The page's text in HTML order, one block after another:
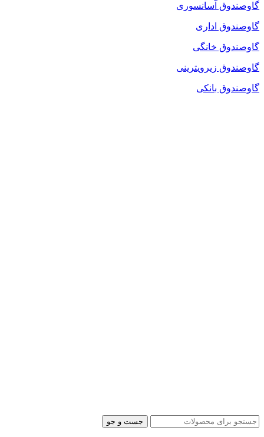
گاوصندوق آسانسوری
گاوصندوق اداری
گاوصندوق خانگی
گاوصندوق زیرویترینی
گاوصندوق بانکی
جست و جو